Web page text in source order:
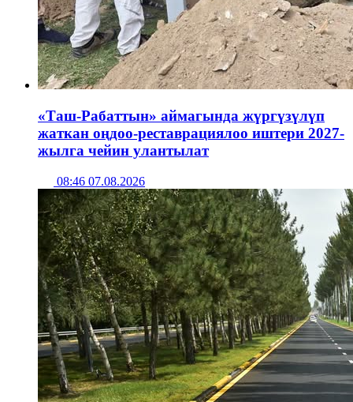
«Таш-Рабаттын» аймагында жүргүзүлүп
жаткан оңдоо-реставрациялоо иштери 2027-
жылга чейин улантылат
08:46 07.08.2026